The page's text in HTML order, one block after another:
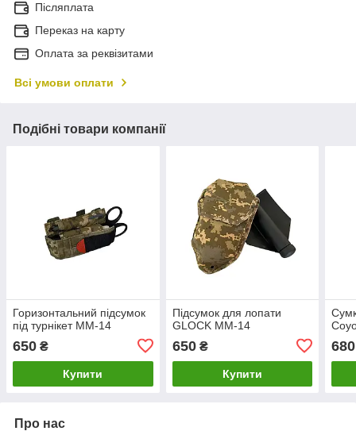
Післяплата
Переказ на карту
Оплата за реквізитами
Всі умови оплати
Подібні товари компанії
Горизонтальний підсумок
під турнікет ММ-14
650 ₴
Купити
Підсумок для лопати
GLOCK ММ-14
650₴
Купити
680
Про нас